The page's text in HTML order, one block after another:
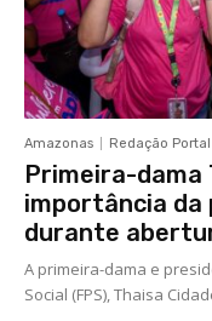
Amazonas Redação
Primeira-dama
importância da
durante
A primeira-dama e
Social (FPS), Thaisa